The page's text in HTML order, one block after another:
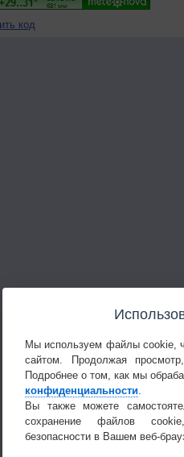
код
Мы используем файлы cookie,
сайтом. Продолжая
Подробнее о том, как мы
конфиденциальности.
Вы также можете
сохранение файлов
безопасности в Вашем веб-